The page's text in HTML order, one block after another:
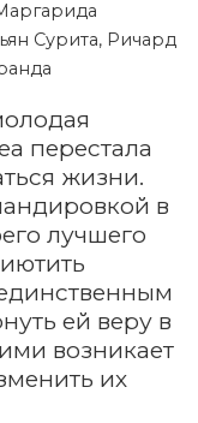
Сурита, Ричард
перестала
жизни.
в
лучшего
ей веру в
возникает
их